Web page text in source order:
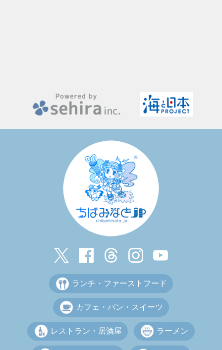
ランチ・ファーストフード
カフェ・パン・スイーツ
レストラン・居酒屋 ラーメン